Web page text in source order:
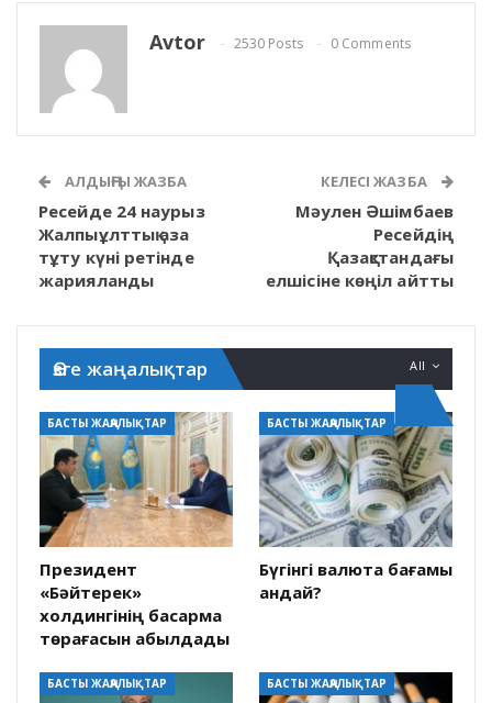
Avtor 2530 Posts 0 Comments
АЛДЫҢҒЫ ЖАЗБА
Ресейде 24 наурыз
Жалпыұлттық аза
тұту күні ретінде
жарияланды
КЕЛЕСІ ЖАЗБА
Мәулен Әшімбаев
Ресейдің
Қазақстандағы
елшісіне көңіл айтты
All
Өзге жаңалықтар
БАСТЫ ЖАҢАЛЫҚТАР
Президент
«Бәйтерек»
холдингінің басқарма
төрағасын қабылдады
БАСТЫ ЖАҢАЛЫҚТАР
Бүгінгі валюта бағамы
қандай?
БАСТЫ ЖАҢАЛЫҚТАР БАСТЫ ЖАҢАЛЫҚТАР